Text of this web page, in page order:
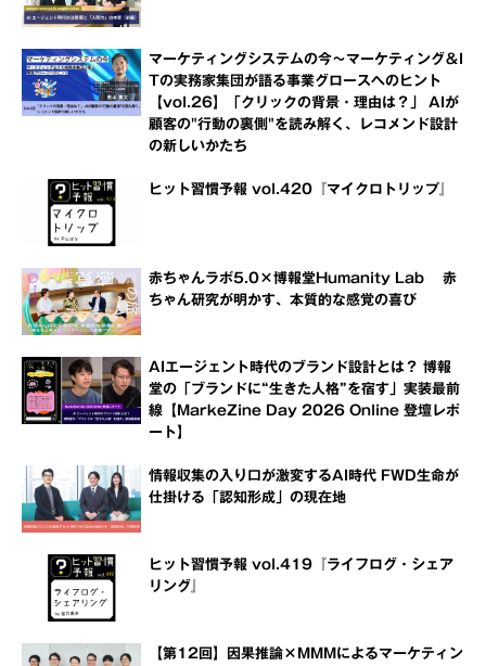
マーケティングシステムの今～マーケティング＆I
Tの実務家集団が語る事業グロースへのヒント
【vol.26】「クリックの背景・理由は？」 AIが
顧客の"行動の裏側"を読み解く、レコメンド設計
の新しいかたち
ヒット習慣予報 vol.420『マイクロトリップ』
赤ちゃんラボ5.0×博報堂Humanity Lab 赤
ちゃん研究が明かす、本質的な感覚の喜び
AIエージェント時代のブランド設計とは？ 博報
堂の「ブランドに“生きた人格”を宿す」実装最前
線【MarkeZine Day 2026 Online 登壇レポ
ート】
情報収集の入り口が激変するAI時代 FWD生命が
仕掛ける「認知形成」の現在地
ヒット習慣予報 vol.419『ライフログ・シェア
リング』
【第12回】因果推論×MMMによるマーケティン